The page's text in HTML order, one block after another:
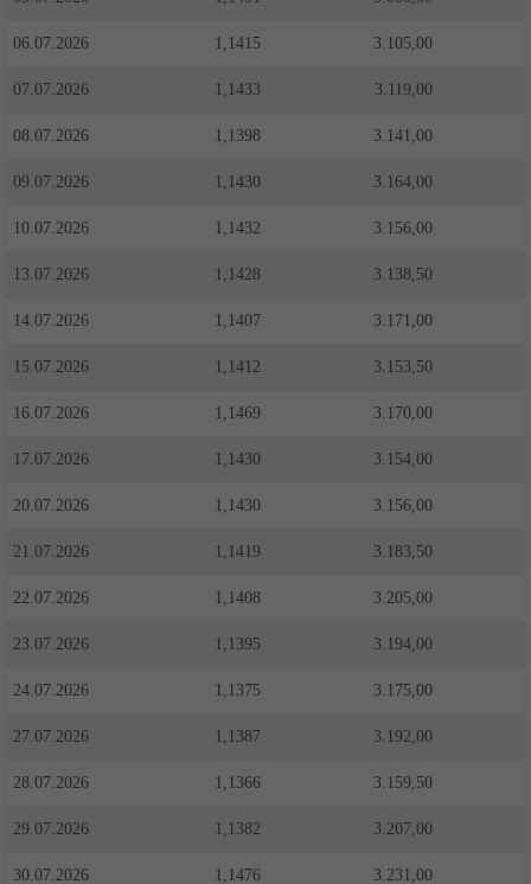
06.07.2026 1,1415 3.105,00
07.07.2026 1,1433 3.119,00
08.07.2026 1,1398 3.141,00
09.07.2026 1,1430 3.164,00
10.07.2026 1,1432 3.156,00
13.07.2026 1,1428 3.138,50
14.07.2026 1,1407 3.171,00
15.07.2026 1,1412 3.153,50
16.07.2026 1,1469 3.170,00
17.07.2026 1,1430 3.154,00
20.07.2026 1,1430 3.156,00
21.07.2026 1,1419 3.183,50
22.07.2026 1,1408 3.205,00
23.07.2026 1,1395 3.194,00
24.07.2026 1,1375 3.175,00
27.07.2026 1,1387 3.192,00
28.07.2026 1,1366 3.159,50
29.07.2026 1,1382 3.207,00
30.07.2026 1,1476 3.231,00